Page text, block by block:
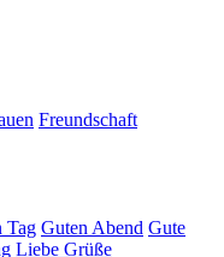
Freundschaft
Tag Guten Abend Gute
Liebe Grüße